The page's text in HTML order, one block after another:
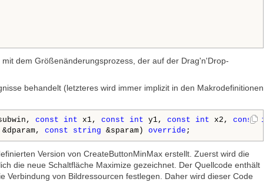
dem Größenänderungsprozess, der auf der Drag'n'Drop-
behandelt (letzteres wird immer implizit in den Makrodefinitionen
const int x1, const int y1, const int x2, const
&dparam, const string &sparam) override ;
Version von CreateButtonMinMax erstellt. Zuerst wird die
die neue Schaltfläche Maximize gezeichnet. Der Quellcode enthält
Verbindung von Bildressourcen festlegen. Daher wird dieser Code